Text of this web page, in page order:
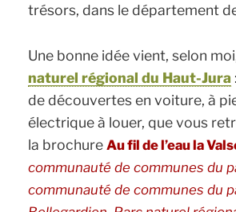
trésors, dans le département de
Une bonne idée vient, selon
naturel régional du Haut-Jura
de découvertes en voiture, à
électrique à louer, que vous
la brochureAu fil de l’eau la
communauté de communes du
communauté de communes du